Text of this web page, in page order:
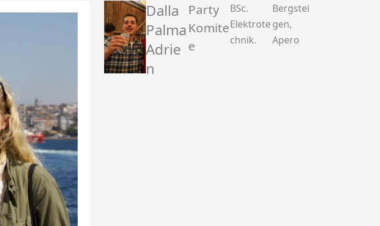
Dalla
Palma
Adrie
n
Party
Komite
e
BSc.
Elektrote
chnik.
Bergstei
gen,
Apero